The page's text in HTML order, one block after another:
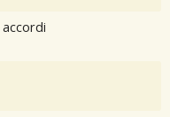
accordi